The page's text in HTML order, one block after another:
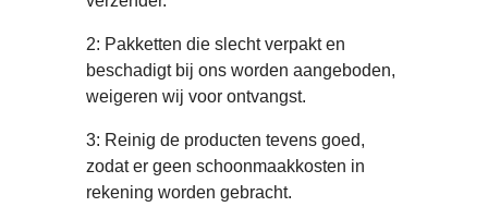
2: Pakketten die slecht verpakt en
beschadigt bij ons worden aangeboden,
weigeren wij voor ontvangst.
3: Reinig de producten tevens goed,
zodat er geen schoonmaakkosten in
rekening worden gebracht.